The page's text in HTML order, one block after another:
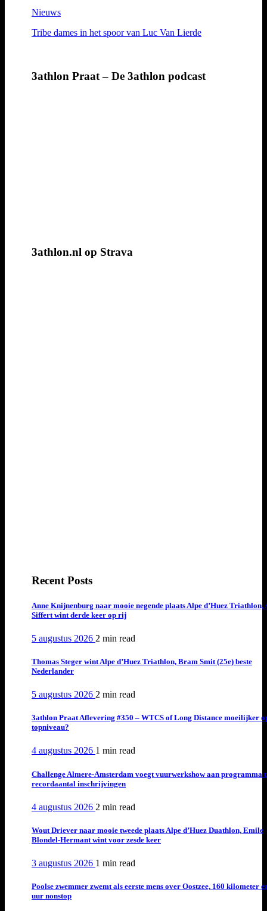
Nieuws
Tribe dames in het spoor van Luc Van Lierde
3athlon Praat – De 3athlon podcast
3athlon.nl op Strava
Recent Posts
Anne Knijnenburg naar mooie negende plaats Alpe d’Huez Triathlon,
Siffert wint derde keer op rij
5 augustus 2026 2 min read
Thomas Steger wint Alpe d’Huez Triathlon, Bram Smit (25e) beste
Nederlander
5 augustus 2026 2 min read
3athlon Praat Aflevering #350 – WTCS of Long Distance moeilijker
topniveau?
4 augustus 2026 1 min read
Challenge Almere-Amsterdam voegt vuurwerkshow aan programma
recordaantal inschrijvingen
4 augustus 2026 2 min read
Wout Driever naar mooie tweede plaats Alpe d’Huez Duathlon, Emile
Blondel-Hermant wint voor zesde keer
3 augustus 2026 1 min read
Poolse zwemmer zwemt als eerste mens over Oostzee, 160 kilometer
uur nonstop